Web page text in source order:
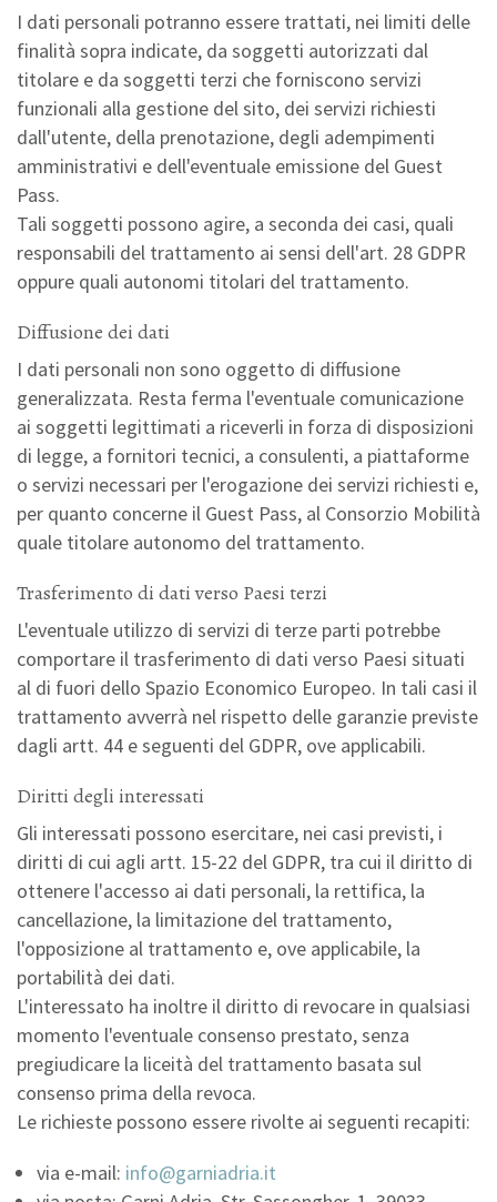
I dati personali potranno essere trattati, nei limiti delle
finalità sopra indicate, da soggetti autorizzati dal
titolare e da soggetti terzi che forniscono servizi
funzionali alla gestione del sito, dei servizi richiesti
dall'utente, della prenotazione, degli adempimenti
amministrativi e dell'eventuale emissione del Guest
Pass.
Tali soggetti possono agire, a seconda dei casi, quali
responsabili del trattamento ai sensi dell'art. 28 GDPR
oppure quali autonomi titolari del trattamento.
Diffusione dei dati
I dati personali non sono oggetto di diffusione
generalizzata. Resta ferma l'eventuale comunicazione
ai soggetti legittimati a riceverli in forza di disposizioni
di legge, a fornitori tecnici, a consulenti, a piattaforme
o servizi necessari per l'erogazione dei servizi richiesti e,
per quanto concerne il Guest Pass, al Consorzio Mobilità
quale titolare autonomo del trattamento.
Trasferimento di dati verso Paesi terzi
L'eventuale utilizzo di servizi di terze parti potrebbe
comportare il trasferimento di dati verso Paesi situati
al di fuori dello Spazio Economico Europeo. In tali casi il
trattamento avverrà nel rispetto delle garanzie previste
dagli artt. 44 e seguenti del GDPR, ove applicabili.
Diritti degli interessati
Gli interessati possono esercitare, nei casi previsti, i
diritti di cui agli artt. 15-22 del GDPR, tra cui il diritto di
ottenere l'accesso ai dati personali, la rettifica, la
cancellazione, la limitazione del trattamento,
l'opposizione al trattamento e, ove applicabile, la
portabilità dei dati.
L'interessato ha inoltre il diritto di revocare in qualsiasi
momento l'eventuale consenso prestato, senza
pregiudicare la liceità del trattamento basata sul
consenso prima della revoca.
Le richieste possono essere rivolte ai seguenti recapiti:
via e-mail: info@garniadria.it